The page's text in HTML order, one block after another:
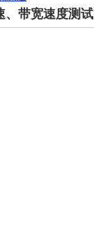
、带宽速度测试